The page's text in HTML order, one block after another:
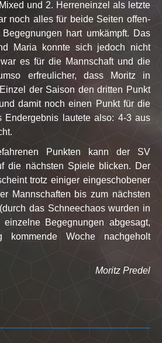
und 2. Herreneinzel als letzte
noch alles für beide Seiten offen-
hart umkämpft. Das
Maria konnte sich jedoch nicht
es für die Mannschaft und die
erfreulicher, dass Moritz in
der Saison den dritten Punkt
damit noch einen Punkt für die
Endergebnis lautete also: 4-3 aus
Punkten kann der SV
die nächsten Spiele blicken. Der
trotz einiger eingeschobener
Mannschaften bis zum nächsten
das Schneechaos wurden in
Begegnungen abgesagt,
kommende Woche nachgeholt
Moritz Predel